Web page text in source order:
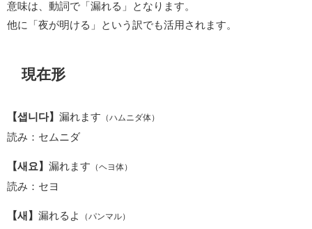
意味は、動詞で「漏れる」となります。
他に「夜が明ける」という訳でも活用されます。
現在形
【샙니다】 漏れます （ハムニダ体）
読み：セムニダ
【새요】 漏れます （ヘヨ体）
読み：セヨ
【새】 漏れるよ （パンマル）